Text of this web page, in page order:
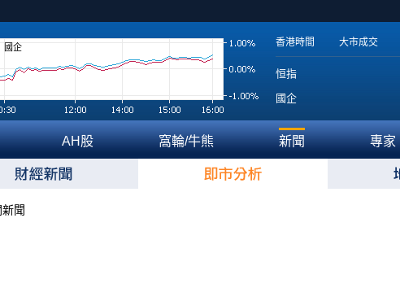
國企 香港時間 大市成交
恒指
國企
AH股 窩輪/牛熊 新聞 專家
聞